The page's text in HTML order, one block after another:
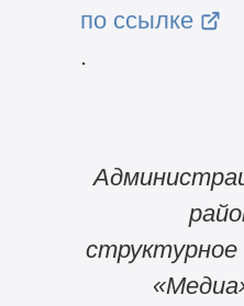
по ссылке
.
структурное